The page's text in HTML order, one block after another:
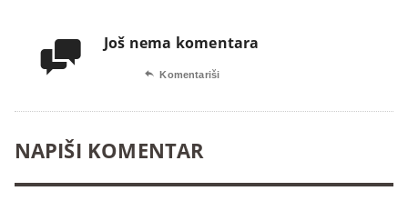
 Još nema komentara
 Komentariši
NAPIŠI KOMENTAR